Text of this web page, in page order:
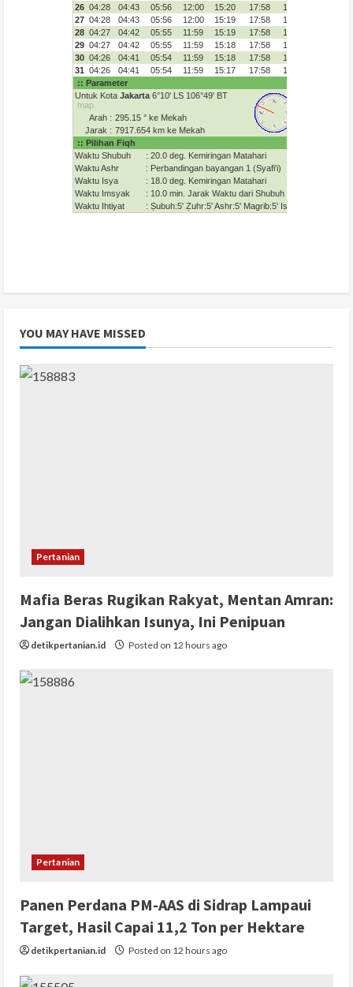
YOU MAY HAVE MISSED
Pertanian
Mafia Beras Rugikan Rakyat, Mentan Amran:
Jangan Dialihkan Isunya, Ini Penipuan
detikpertanian.id Posted on 12 hours ago
Pertanian
Panen Perdana PM-AAS di Sidrap Lampaui
Target, Hasil Capai 11,2 Ton per Hektare
detikpertanian.id Posted on 12 hours ago